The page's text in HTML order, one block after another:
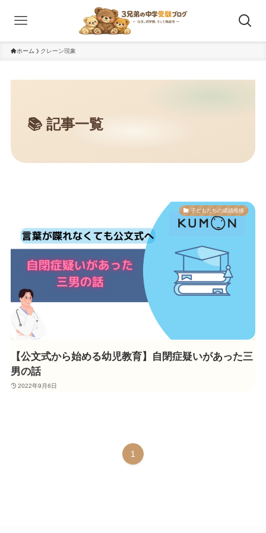
ホーム クレーン現象
子どもたちの成績推移
【公文式から始める幼児教育】自閉症疑いがあった三
男の話
2022年9月6日
1